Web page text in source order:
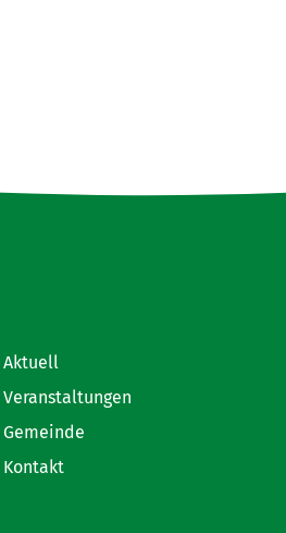
Aktuell
Veranstaltungen
Gemeinde
Kontakt